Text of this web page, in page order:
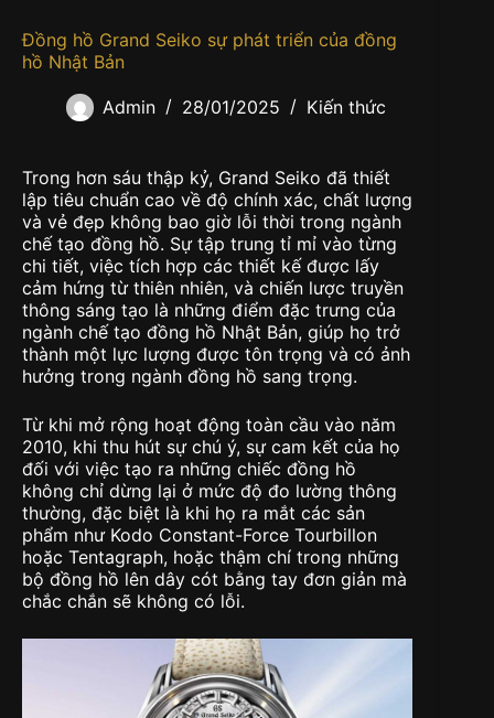
Đồng hồ Grand Seiko sự phát triển của đồng
hồ Nhật Bản
Admin 28/01/2025 Kiến thức
Trong hơn sáu thập kỷ, Grand Seiko đã thiết
lập tiêu chuẩn cao về độ chính xác, chất lượng
và vẻ đẹp không bao giờ lỗi thời trong ngành
chế tạo đồng hồ. Sự tập trung tỉ mỉ vào từng
chi tiết, việc tích hợp các thiết kế được lấy
cảm hứng từ thiên nhiên, và chiến lược truyền
thông sáng tạo là những điểm đặc trưng của
ngành chế tạo đồng hồ Nhật Bản, giúp họ trở
thành một lực lượng được tôn trọng và có ảnh
hưởng trong ngành đồng hồ sang trọng.
Từ khi mở rộng hoạt động toàn cầu vào năm
2010, khi thu hút sự chú ý, sự cam kết của họ
đối với việc tạo ra những chiếc đồng hồ
không chỉ dừng lại ở mức độ đo lường thông
thường, đặc biệt là khi họ ra mắt các sản
phẩm như Kodo Constant-Force Tourbillon
hoặc Tentagraph, hoặc thậm chí trong những
bộ đồng hồ lên dây cót bằng tay đơn giản mà
chắc chắn sẽ không có lỗi.